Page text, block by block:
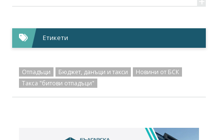
Етикети
Отпадъци Бюджет, данъци и такси
Новини от БСК
Такса "битови отпадъци"